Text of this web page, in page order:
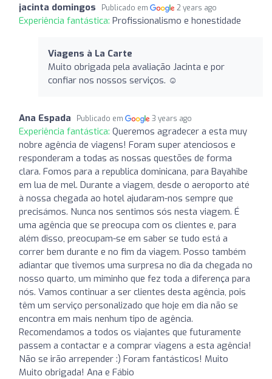
jacinta domingos Publicado em 2 years ago
Experiência fantástica: Profissionalismo e honestidade
Viagens à La Carte
Muito obrigada pela avaliação Jacinta e por
confiar nos nossos serviços. ☺️
Ana Espada Publicado em 3 years ago
Experiência fantástica: Queremos agradecer a esta muy
nobre agência de viagens! Foram super atenciosos e
responderam a todas as nossas questões de forma
clara. Fomos para a republica dominicana, para Bayahibe
em lua de mel. Durante a viagem, desde o aeroporto até
à nossa chegada ao hotel ajudaram-nos sempre que
precisámos. Nunca nos sentimos sós nesta viagem. É
uma agência que se preocupa com os clientes e, para
além disso, preocupam-se em saber se tudo está a
correr bem durante e no fim da viagem. Posso também
adiantar que tivemos uma surpresa no dia da chegada no
nosso quarto, um miminho que fez toda a diferença para
nós. Vamos continuar a ser clientes desta agência, pois
têm um serviço personalizado que hoje em dia não se
encontra em mais nenhum tipo de agência.
Recomendamos a todos os viajantes que futuramente
passem a contactar e a comprar viagens a esta agência!
Não se irão arrepender :) Foram fantásticos! Muito
Muito obrigada! Ana e Fábio